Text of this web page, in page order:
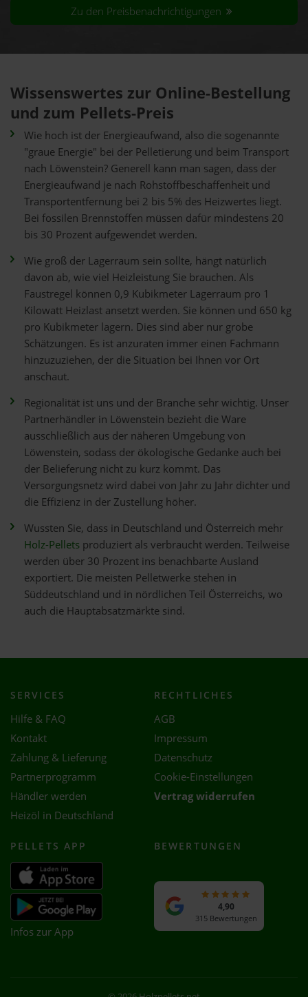
Zu den Preisbenachrichtigungen
Wissenswertes zur Online-Bestellung
und zum Pellets-Preis
Wie hoch ist der Energieaufwand, also die sogenannte
"graue Energie" bei der Pelletierung und beim Transport
nach Löwenstein? Generell kann man sagen, dass der
Energieaufwand je nach Rohstoffbeschaffenheit und
Transportentfernung bei 2 bis 5% des Heizwertes liegt.
Bei fossilen Brennstoffen müssen dafür mindestens 20
bis 30 Prozent aufgewendet werden.
Wie groß der Lagerraum sein sollte, hängt natürlich
davon ab, wie viel Heizleistung Sie brauchen. Als
Faustregel können 0,9 Kubikmeter Lagerraum pro 1
Kilowatt Heizlast ansetzt werden. Sie können und 650 kg
pro Kubikmeter lagern. Dies sind aber nur grobe
Schätzungen. Es ist anzuraten immer einen Fachmann
hinzuzuziehen, der die Situation bei Ihnen vor Ort
anschaut.
Regionalität ist uns und der Branche sehr wichtig. Unser
Partnerhändler in Löwenstein bezieht die Ware
ausschließlich aus der näheren Umgebung von
Löwenstein, sodass der ökologische Gedanke auch bei
der Belieferung nicht zu kurz kommt. Das
Versorgungsnetz wird dabei von Jahr zu Jahr dichter und
die Effizienz in der Zustellung höher.
Wussten Sie, dass in Deutschland und Österreich mehr
Holz-Pellets produziert als verbraucht werden. Teilweise
werden über 30 Prozent ins benachbarte Ausland
exportiert. Die meisten Pelletwerke stehen in
Süddeutschland und in nördlichen Teil Österreichs, wo
auch die Hauptabsatzmärkte sind.
SERVICES
Hilfe & FAQ
Kontakt
Zahlung & Lieferung
Partnerprogramm
Händler werden
Heizöl in Deutschland
RECHTLICHES
AGB
Impressum
Datenschutz
Cookie-Einstellungen
Vertrag widerrufen
PELLETS APP
Infos zur App
BEWERTUNGEN
4,90
315 Bewertungen